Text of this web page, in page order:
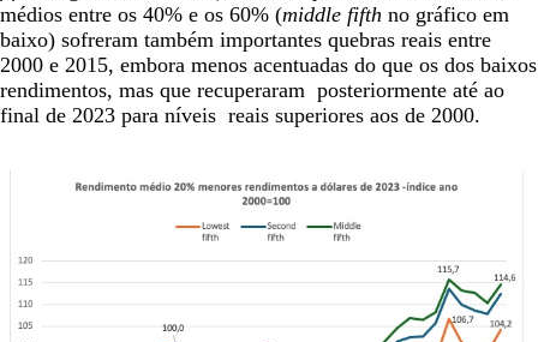
médios entre os 40% e os 60% (middle fifth no gráfico em
baixo) sofreram também importantes quebras reais entre
2000 e 2015, embora menos acentuadas do que os dos baixos
rendimentos, mas que recuperaram posteriormente até ao
final de 2023 para níveis reais superiores aos de 2000.